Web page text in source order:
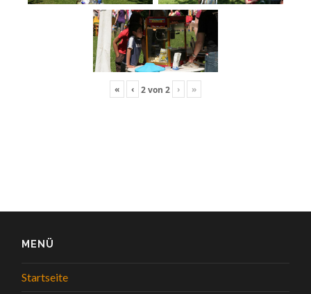
« ‹ 2von 2 › »
MENÜ
Startseite